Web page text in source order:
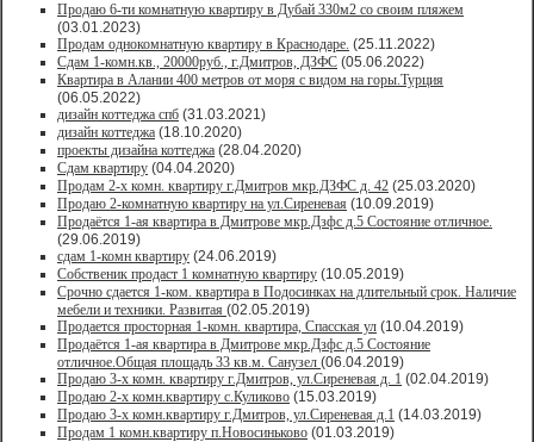
Продаю 6-ти комнатную квартиру в Дубай 330м2 со своим пляжем
(03.01.2023)
Продам однокомнатную квартиру в Краснодаре. (25.11.2022)
Сдам 1-комн.кв., 20000руб., г.Дмитров, ДЗФС (05.06.2022)
Квартира в Алании 400 метров от моря с видом на горы.Турция
(06.05.2022)
дизайн коттеджа спб (31.03.2021)
дизайн коттеджа (18.10.2020)
проекты дизайна коттеджа (28.04.2020)
Сдам квартиру (04.04.2020)
Продам 2-х комн. квартиру г.Дмитров мкр.ДЗФС д. 42 (25.03.2020)
Продаю 2-комнатную квартиру на ул.Сиреневая (10.09.2019)
Продаётся 1-ая квартира в Дмитрове мкр.Дзфс д.5 Состояние отличное.
(29.06.2019)
сдам 1-комн квартиру (24.06.2019)
Собственик продаст 1 комнатную квартиру (10.05.2019)
Срочно сдается 1-ком. квартира в Подосинках на длительный срок. Наличие
мебели и техники. Развитая (02.05.2019)
Продается просторная 1-комн. квартира, Спасская ул (10.04.2019)
Продаётся 1-ая квартира в Дмитрове мкр.Дзфс д.5 Состояние
отличное.Общая площадь 33 кв.м. Санузел (06.04.2019)
Продаю 3-х комн. квартиру г.Дмитров, ул.Сиреневая д. 1 (02.04.2019)
Продаю 2-х комн.квартиру с.Куликово (15.03.2019)
Продаю 3-х комн.квартиру г.Дмитров, ул.Сиреневая д.1 (14.03.2019)
Продам 1 комн.квартиру п.Новосиньково (01.03.2019)